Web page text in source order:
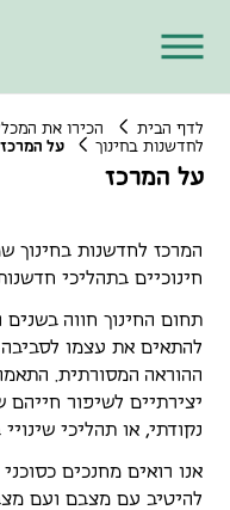
לדף הבית הכירו את
לחדשנות בחינוך
על המרכז
על המרכז
המרכז לחדשנות בחינוך
חינוכיים בתהליכי
תחום החינוך חווה
להתאים את עצמו לסביבה
ההוראה המסורתית.
יצירתיים לשיפור חייהם
נקודתי, או תהליכי
אנו רואים מחנכים
להיטיב עם מצבם ועם